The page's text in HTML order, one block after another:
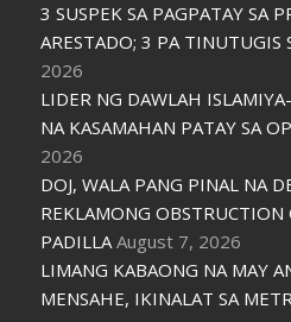
3 SUSPEK SA PAGPATAY SA
ARESTADO; 3 PA TINUTUGIS
2026
LIDER NG DAWLAH
NA KASAMAHAN PATAY SA
2026
DOJ, WALA PANG PINAL NA
REKLAMONG OBSTRUCTION
PADILLA August 7, 2026
LIMANG KABAONG NA MAY
MENSAHE, IKINALAT SA